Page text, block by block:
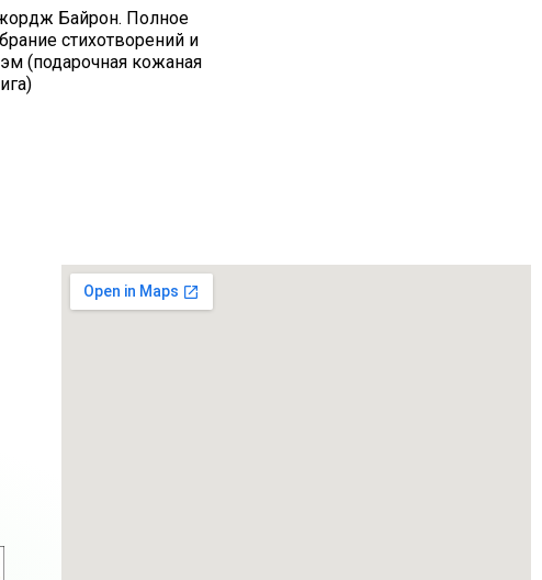
Байрон. Полное
стихотворений и
(подарочная кожаная